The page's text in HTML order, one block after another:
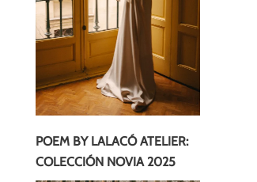
POEM BY LALACÓ ATELIER:
COLECCIÓN NOVIA 2025